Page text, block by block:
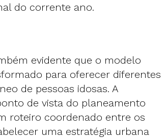
do corrente ano.
evidente que o modelo
para oferecer diferentes
de pessoas idosas. A
de vista do planeamento
roteiro coordenado entre os
uma estratégia urbana